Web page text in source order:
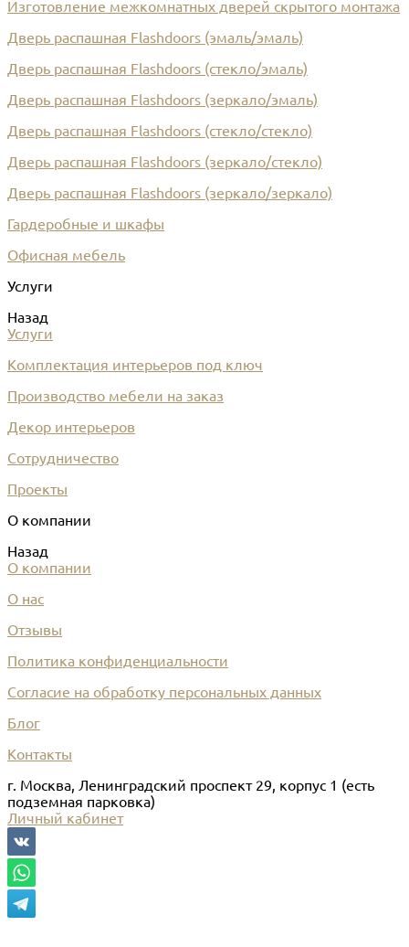
Изготовление межкомнатных дверей скрытого монтажа
Дверь распашная Flashdoors (эмаль/эмаль)
Дверь распашная Flashdoors (стекло/эмаль)
Дверь распашная Flashdoors (зеркало/эмаль)
Дверь распашная Flashdoors (стекло/стекло)
Дверь распашная Flashdoors (зеркало/стекло)
Дверь распашная Flashdoors (зеркало/зеркало)
Гардеробные и шкафы
Офисная мебель
Услуги
Назад
Услуги
Комплектация интерьеров под ключ
Производство мебели на заказ
Декор интерьеров
Сотрудничество
Проекты
О компании
Назад
О компании
О нас
Отзывы
Политика конфиденциальности
Согласие на обработку персональных данных
Блог
Контакты
г. Москва, Ленинградский проспект 29, корпус 1 (есть
подземная парковка)
Личный кабинет